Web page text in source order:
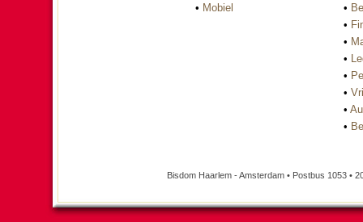
• Mobiel
•
•
•
•
•
•
•
•
Bisdom Haarlem - Amsterdam • Postbus 1053 •